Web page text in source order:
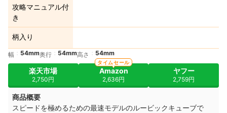
攻略マニュアル付
き
柄入り
幅 54mm奥行 54mm高さ 54mm
楽天市場
2,750円
Amazon
2,636円
タイムセール
ヤフー
2,759円
商品概要
スピードを極めるための最速モデルのルービックキューブで